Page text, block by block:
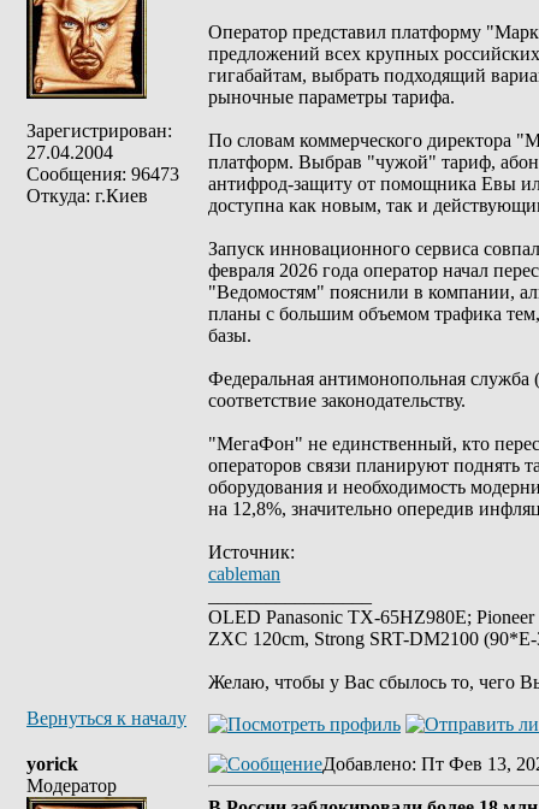
Зарегистрирован:
27.04.2004
Сообщения: 96473
Откуда: г.Киев
Оператор представил платформу
предложений всех крупных
гигабайтам, выбрать подходящий
рыночные параметры тарифа.
По словам коммерческого директора
платформ. Выбрав "чужой" тариф,
антифрод-защиту от помощника Евы
доступна как новым, так и
Запуск инновационного сервиса
февраля 2026 года оператор начал
"Ведомостям" пояснили в компании,
планы с большим объемом трафика
базы.
Федеральная антимонопольная
соответствие законодательству.
"МегаФон" не единственный, кто
операторов связи планируют
оборудования и необходимость
на 12,8%, значительно опередив
Источник:
cableman
OLED Panasonic TX-65HZ980E;
ZXC 120cm, Strong SRT-DM2100
Желаю, чтобы у Вас сбылось то, чего
Вернуться к началу
yorick
Модератор
Добавлено: Пт Фев 13,